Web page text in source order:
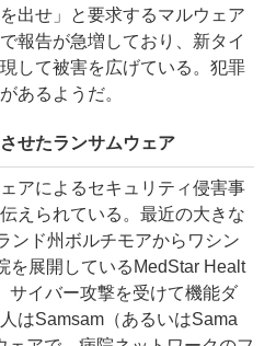
出せ」と要求するマルウェア
報告が急増しており、新タイ
して被害を広げている。犯罪
あるようだ。
せたランサムウェア
アによるセキュリティ侵害事
えられている。最近の大きな
ンド州ボルチモアからワシン
を展開しているMedStar Healt
サイバー攻撃を受けて機能ダ
はSamsam（あるいはSama